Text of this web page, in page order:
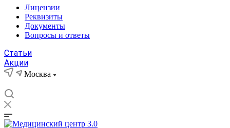
Лицензии
Реквизиты
Документы
Вопросы и ответы
Статьи
Акции
Москва